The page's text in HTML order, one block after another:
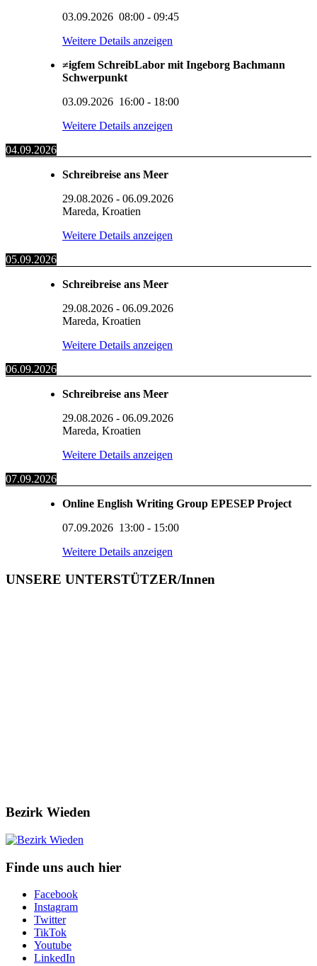
03.09.2026 08:00 - 09:45
Weitere Details anzeigen
≠igfem SchreibLabor mit Ingeborg Bachmann
Schwerpunkt
03.09.2026 16:00 - 18:00
Weitere Details anzeigen
04.09.2026
Schreibreise ans Meer
29.08.2026 - 06.09.2026
Mareda, Kroatien
Weitere Details anzeigen
05.09.2026
Schreibreise ans Meer
29.08.2026 - 06.09.2026
Mareda, Kroatien
Weitere Details anzeigen
06.09.2026
Schreibreise ans Meer
29.08.2026 - 06.09.2026
Mareda, Kroatien
Weitere Details anzeigen
07.09.2026
Online English Writing Group EPESEP Project
07.09.2026 13:00 - 15:00
Weitere Details anzeigen
UNSERE UNTERSTÜTZER/Innen
Bezirk Wieden
Finde uns auch hier
Facebook
Instagram
Twitter
TikTok
Youtube
LinkedIn